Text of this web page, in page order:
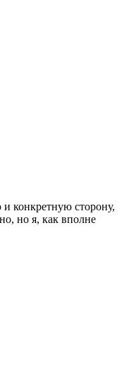
и конкретную сторону,
но я, как вполне